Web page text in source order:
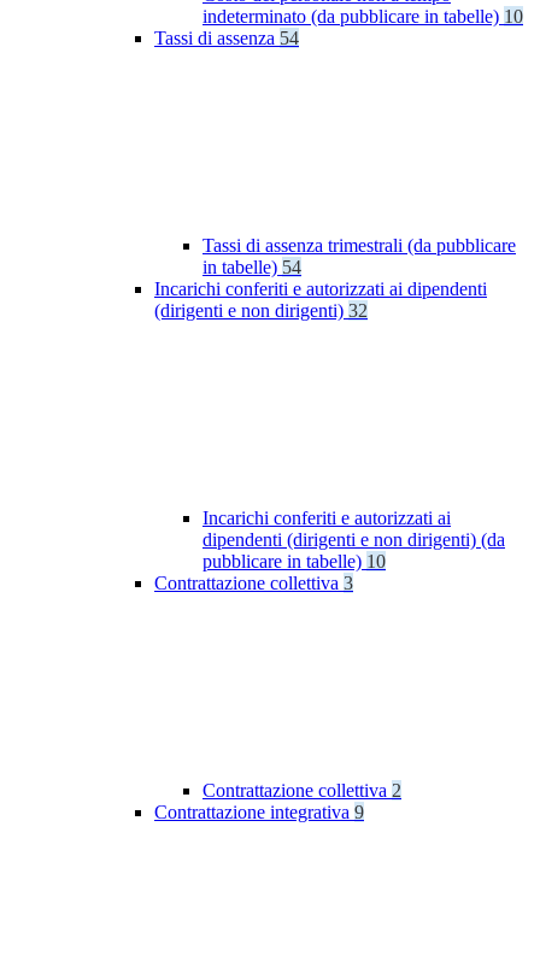
indeterminato (da pubblicare in tabelle) 10
Tassi di assenza 54
Tassi di assenza trimestrali (da pubblicare
in tabelle) 54
Incarichi conferiti e autorizzati ai dipendenti
(dirigenti e non dirigenti) 32
Incarichi conferiti e autorizzati ai
dipendenti (dirigenti e non dirigenti) (da
pubblicare in tabelle) 10
Contrattazione collettiva 3
Contrattazione collettiva 2
Contrattazione integrativa 9